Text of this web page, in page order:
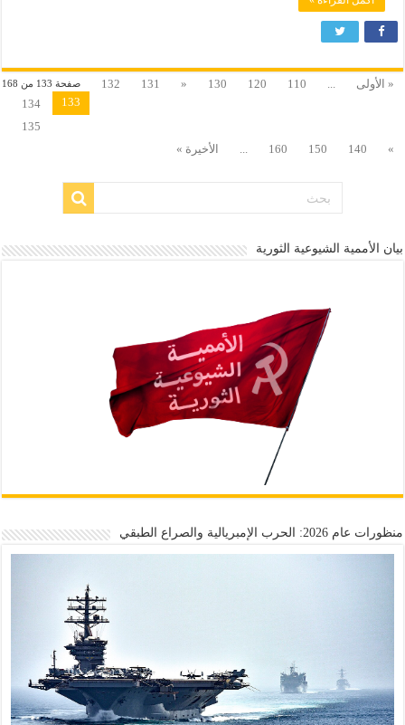
صفحة 133 من 168 « الأولى ...
110
120
130
«
131
132
133
134
135
»
140
150
160
... الأخيرة »
بيان الأممية الشيوعية الثورية
منظورات عام 2026: الحرب الإمبريالية والصراع الطبقي